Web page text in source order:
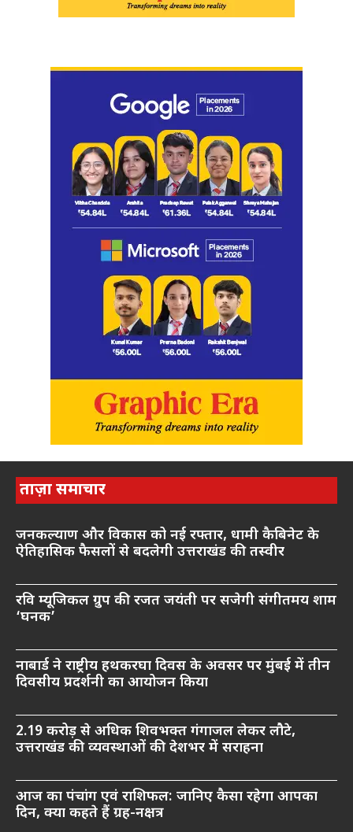
ताज़ा समाचार
जनकल्याण और विकास को नई रफ्तार, धामी कैबिनेट के
ऐतिहासिक फैसलों से बदलेगी उत्तराखंड की तस्वीर
रवि म्यूजिकल ग्रुप की रजत जयंती पर सजेगी संगीतमय शाम
‘घनक’
नाबार्ड ने राष्ट्रीय हथकरघा दिवस के अवसर पर मुंबई में तीन
दिवसीय प्रदर्शनी का आयोजन किया
2.19 करोड़ से अधिक शिवभक्त गंगाजल लेकर लौटे,
उत्तराखंड की व्यवस्थाओं की देशभर में सराहना
आज का पंचांग एवं राशिफल: जानिए कैसा रहेगा आपका
दिन, क्या कहते हैं ग्रह-नक्षत्र